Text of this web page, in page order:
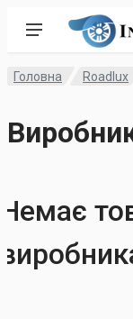
Головна Roadlux
Немає